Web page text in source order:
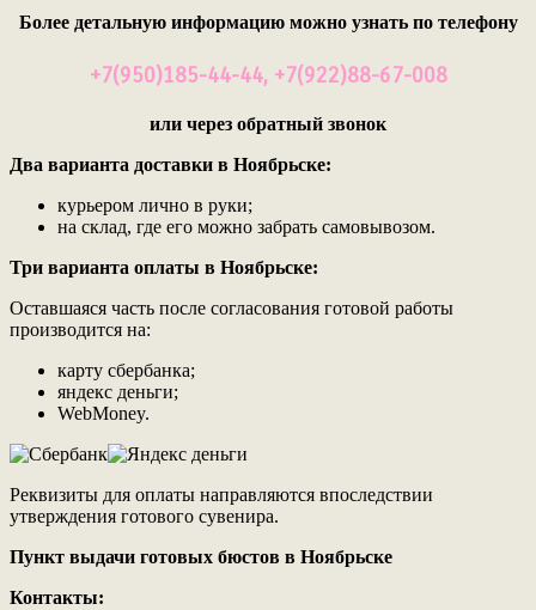
Более детальную информацию можно узнать по телефону
+7(950)185-44-44, +7(922)88-67-008
или через обратный звонок
Два варианта доставки в Ноябрьскe:
курьером лично в руки;
на склад, где его можно забрать самовывозом.
Три варианта оплаты в Ноябрьскe:
Оставшаяся часть после согласования готовой работы
производится на:
карту сбербанка;
яндекс деньги;
WebMoney.
Реквизиты для оплаты направляются впоследствии
утверждения готового сувенира.
Пункт выдачи готовых бюстов в Ноябрьскe
Контакты: